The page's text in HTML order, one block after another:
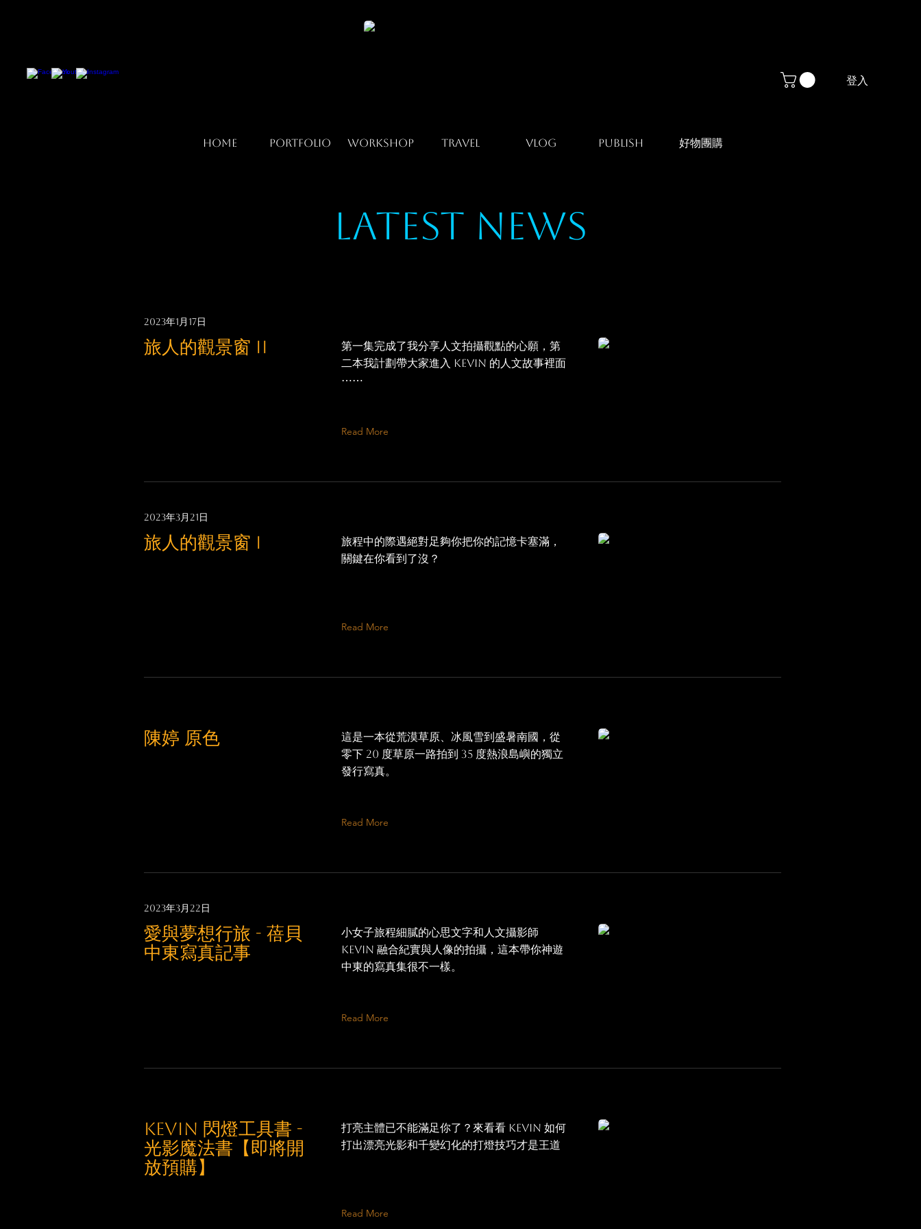
登入
Home Portfolio Workshop Travel Vlog Publish 好物團購
Latest News
2023年1月17日
旅人的觀景窗 II
第一集完成了我分享人文拍攝觀點的心願，第
二本我計劃帶大家進入 Kevin 的人文故事裡面
⋯⋯
Read More
2023年3月21日
旅人的觀景窗 I
旅程中的際遇絕對足夠你把你的記憶卡塞滿，
關鍵在你看到了沒？
Read More
陳婷 原色
這是一本從荒漠草原、冰風雪到盛暑南國，從
零下 20 度草原一路拍到 35 度熱浪島嶼的獨立
發行寫真。
Read More
2023年3月22日
愛與夢想行旅 - 蓓貝
中東寫真記事
小女子旅程細膩的心思文字和人文攝影師
Kevin 融合紀實與人像的拍攝，這本帶你神遊
中東的寫真集很不一樣。
Read More
Kevin 閃燈工具書 -
光影魔法書【即將開
放預購】
打亮主體已不能滿足你了？來看看 Kevin 如何
打出漂亮光影和千變幻化的打燈技巧才是王道
Read More